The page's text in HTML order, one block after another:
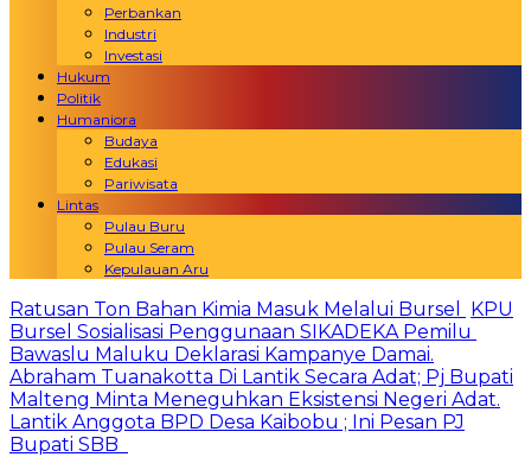
Perbankan
Industri
Investasi
Hukum
Politik
Humaniora
Budaya
Edukasi
Pariwisata
Lintas
Pulau Buru
Pulau Seram
Kepulauan Aru
Ratusan Ton Bahan Kimia Masuk Melalui Bursel
KPU
Bursel Sosialisasi Penggunaan SIKADEKA Pemilu
Bawaslu Maluku Deklarasi Kampanye Damai.
Abraham Tuanakotta Di Lantik Secara Adat; Pj Bupati
Malteng Minta Meneguhkan Eksistensi Negeri Adat.
Lantik Anggota BPD Desa Kaibobu ; Ini Pesan PJ
Bupati SBB